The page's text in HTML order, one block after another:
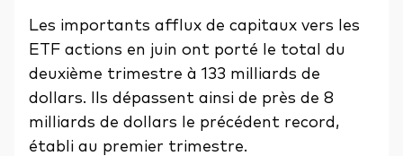
Les importants afflux de capitaux vers les
ETF actions en juin ont porté le total du
deuxième trimestre à 133 milliards de
dollars. Ils dépassent ainsi de près de 8
milliards de dollars le précédent record,
établi au premier trimestre.